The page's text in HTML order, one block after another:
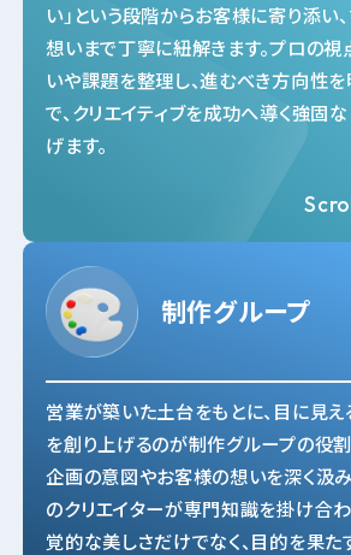
い」という段階からお客様に寄り添い
想いまで丁寧に紐解きます。プロの視
いや課題を整理し、進むべき方向性
で、クリエイティブを成功へ導く強固な
げます。
制作グループ
営業が築いた土台をもとに、目に見え
を創り上げるのが制作グループの役割
企画の意図やお客様の想いを深く汲
のクリエイターが専門知識を掛け合
覚的な美しさだけでなく、目的を果た